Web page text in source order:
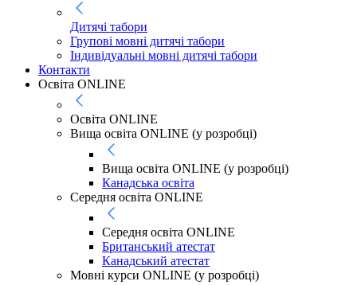
Дитячі табори
Групові мовні дитячі табори
Індивідуальні мовні дитячі табори
Контакти
Освіта ONLINE
Освіта ONLINE
Вища освіта ONLINE (у розробці)
Вища освіта ONLINE (у розробці)
Канадська освіта
Середня освіта ONLINE
Середня освіта ONLINE
Британський атестат
Канадський атестат
Мовні курси ONLINE (у розробці)